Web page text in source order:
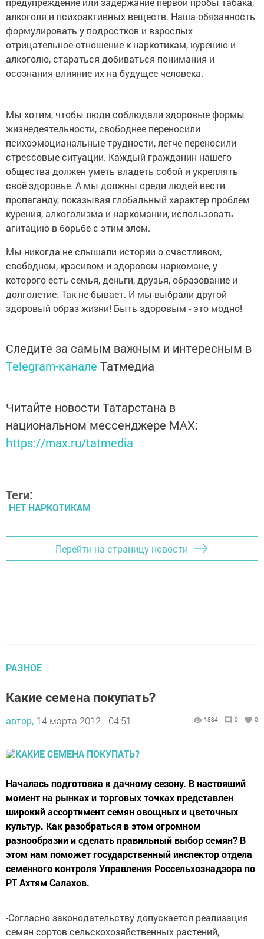
алкоголя и психоактивных веществ. Наша обязанность
формулировать у подростков и взрослых
отрицательное отношение к наркотикам, курению и
алкоголю, стараться добиваться понимания и
осознания влияние их на будущее человека.
Мы хотим, чтобы люди соблюдали здоровые формы
жизнедеятельности, свободнее переносили
психоэмоцианальные трудности, легче переносили
стрессовые ситуации. Каждый гражданин нашего
общества должен уметь владеть собой и укреплять
своё здоровье. А мы должны среди людей вести
пропаганду, показывая глобальный характер проблем
курения, алкоголизма и наркомании, использовать
агитацию в борьбе с этим злом.
Мы никогда не слышали истории о счастливом,
свободном, красивом и здоровом наркомане, у
которого есть семья, деньги, друзья, образование и
долголетие. Так не бывает. И мы выбрали другой
здоровый образ жизни! Быть здоровым - это модно!
Следите за самым важным и интересным в
Telegram-канале Татмедиа
Читайте новости Татарстана в
национальном мессенджере MАХ:
https://max.ru/tatmedia
Теги:
НЕТ НАРКОТИКАМ
Перейти на страницу новости
РАЗНОЕ
Какие семена покупать?
автор, 14 марта 2012 - 04:51 1884 0 0
Началась подготовка к дачному сезону. В настояший
момент на рынках и торговых точках представлен
широкий ассортимент семян овощных и цветочных
культур. Как разобраться в этом огромном
разнообразии и сделать правильный выбор семян? В
этом нам поможет государственный инспектор отдела
семенного контроля Управления Россельхознадзора по
РТ Ахтям Салахов.
-Согласно законодательству допускается реализация
семян сортов сельскохозяйственных растений,